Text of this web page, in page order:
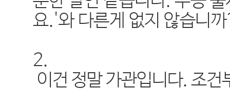
요.'와 다른게 없지 않습니
2.
이건 정말 가관입니다. 조